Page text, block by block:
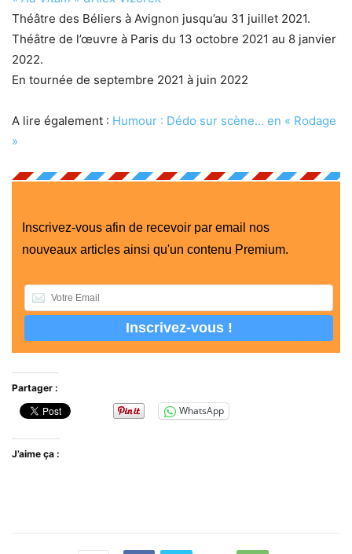
Théâtre des Béliers à Avignon jusqu’au 31 juillet 2021.
Théâtre de l’œuvre à Paris du 13 octobre 2021 au 8 janvier
2022.
En tournée de septembre 2021 à juin 2022
A lire également : Humour : Dédo sur scène… en « Rodage
»
Inscrivez-vous afin de recevoir par email nos
nouveaux articles ainsi qu'un contenu Premium.
Partager :
WhatsApp
J’aime ça :